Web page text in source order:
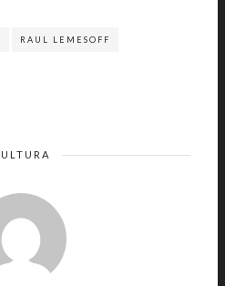
RAUL LEMESOFF